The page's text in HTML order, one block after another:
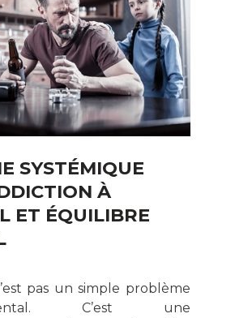
SYSTÉMIQUE
À
ET ÉQUILIBRE
C’est une